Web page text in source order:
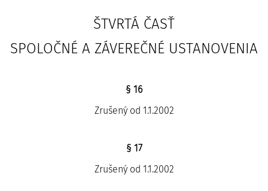
ŠTVRTÁ ČASŤ
SPOLOČNÉ A ZÁVEREČNÉ USTANOVENIA
§ 16
Zrušený od 1.1.2002
§ 17
Zrušený od 1.1.2002